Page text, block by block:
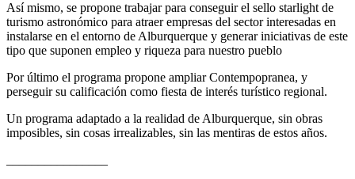
Así mismo, se propone trabajar para conseguir el sello starlight de
turismo astronómico para atraer empresas del sector interesadas en
instalarse en el entorno de Alburquerque y generar iniciativas de este
tipo que suponen empleo y riqueza para nuestro pueblo
Por último el programa propone ampliar Contempopranea, y
perseguir su calificación como fiesta de interés turístico regional.
Un programa adaptado a la realidad de Alburquerque, sin obras
imposibles, sin cosas irrealizables, sin las mentiras de estos años.